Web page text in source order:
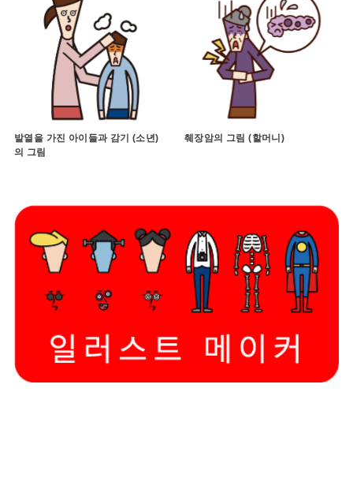
발열을 가진 아이들과 감기 (소년)
의 그림
췌장암의 그림 (할머니)